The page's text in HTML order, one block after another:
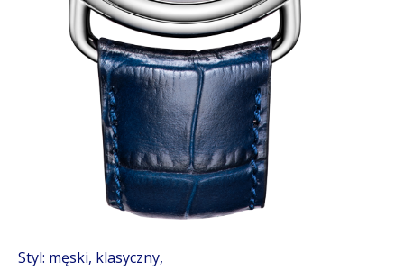
Styl: męski, klasyczny,